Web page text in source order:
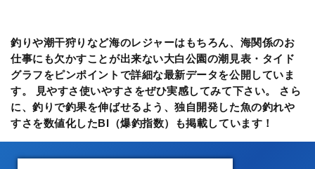
釣りや潮干狩りなど海のレジャーはもちろん、海関係のお
仕事にも欠かすことが出来ない大白公園の潮見表・タイド
グラフをピンポイントで詳細な最新データを公開していま
す。 見やすさ使いやすさをぜひ実感してみて下さい。 さら
に、釣りで釣果を伸ばせるよう、独自開発した魚の釣れや
すさを数値化したBI（爆釣指数）も掲載しています！